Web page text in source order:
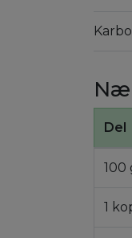
Del
100
1